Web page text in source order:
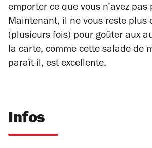
emporter ce que vous n’avez pas
Maintenant, il ne vous reste plus
(plusieurs fois) pour goûter aux
la carte, comme cette salade de
paraît-il, est excellente.
Infos